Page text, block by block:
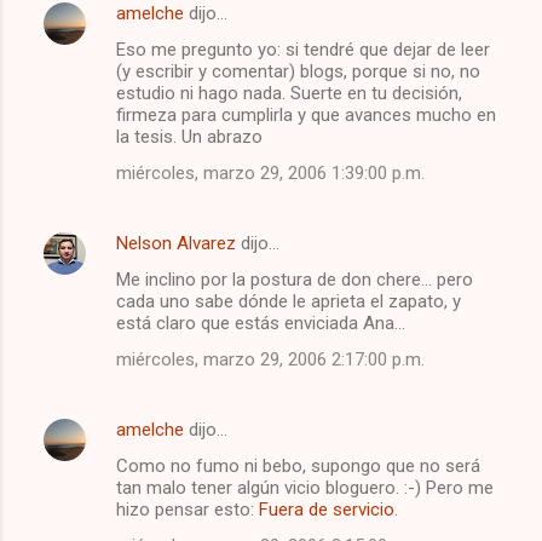
o
amelche dijo…
Eso me pregunto yo: si tendré que dejar de leer
(y escribir y comentar) blogs, porque si no, no
estudio ni hago nada. Suerte en tu decisión,
firmeza para cumplirla y que avances mucho en
la tesis. Un abrazo
miércoles, marzo 29, 2006 1:39:00 p.m.
Nelson Alvarez dijo…
Me inclino por la postura de don chere... pero
cada uno sabe dónde le aprieta el zapato, y
está claro que estás enviciada Ana...
miércoles, marzo 29, 2006 2:17:00 p.m.
amelche dijo…
Como no fumo ni bebo, supongo que no será
tan malo tener algún vicio bloguero. :-) Pero me
hizo pensar esto: Fuera de servicio